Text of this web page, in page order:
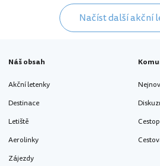
Načíst další akční
Náš obsah
Akční letenky
Destinace
Letiště
Aerolinky
Zájezdy